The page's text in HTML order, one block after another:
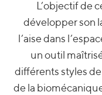
L’objectif de
développer son
l’aise dans
un outil
différents styles
de la